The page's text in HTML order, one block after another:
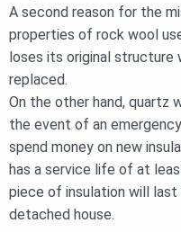
A second reason for the
properties of rock wool
loses its original
replaced.
On the other hand, quartz
the event of an
spend money on new
has a service life of at
piece of insulation will
detached house.